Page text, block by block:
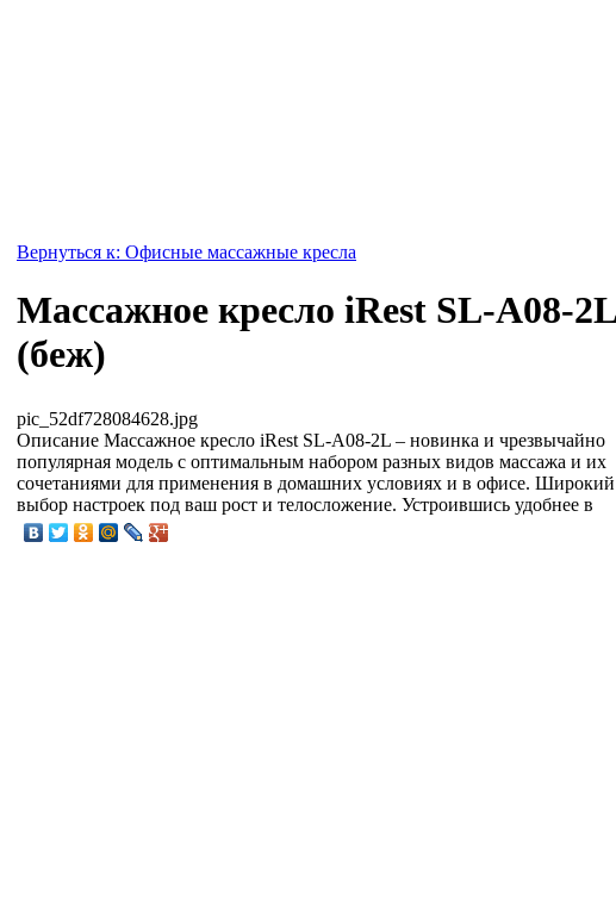
Вернуться к: Офисные массажные кресла
Массажное кресло iRest SL-A08-2L
(беж)
pic_52df728084628.jpg
Описание Массажное кресло iRest SL-A08-2L – новинка и чрезвычайно
популярная модель с оптимальным набором разных видов массажа и их
сочетаниями для применения в домашних условиях и в офисе. Широкий
выбор настроек под ваш рост и телосложение. Устроившись удобнее в